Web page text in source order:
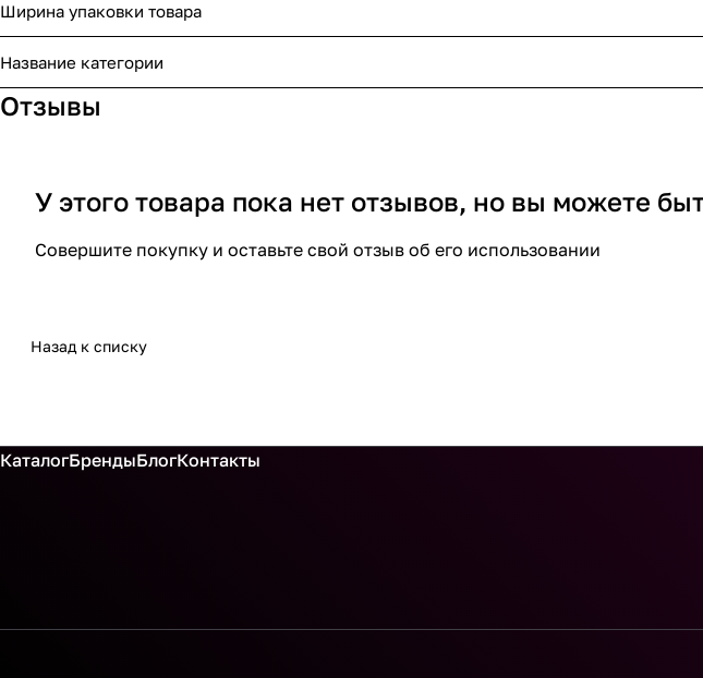
Ширина упаковки товара
Название категории
Отзывы
У этого товара пока нет отзывов, но вы можете
Совершите покупку и оставьте свой отзыв об его использовании
Назад к списку
КаталогБрендыБлогКонтакты